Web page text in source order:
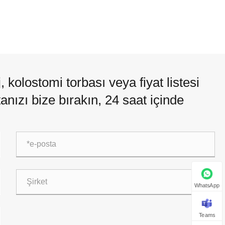
kolostomi torbası veya fiyat listesi
bize bırakın, 24 saat içinde
WhatsApp
Teams